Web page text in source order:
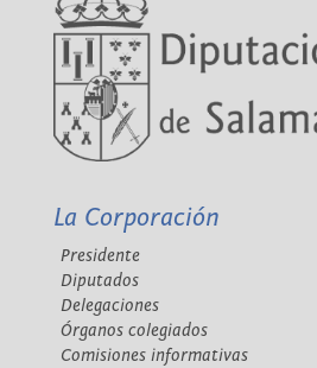
La Corporación
Presidente
Diputados
Delegaciones
Órganos colegiados
Comisiones informativas